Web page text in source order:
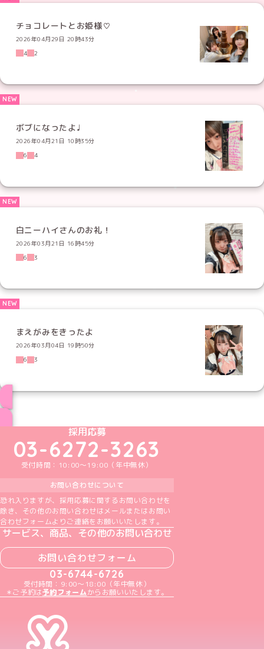
チョコレートとお姫様♡
2026年04月29日 20時43分
4
2
ボブになったよ♩
2026年04月21日 10時35分
6
4
白ニーハイさんのお礼！
2026年03月21日 16時45分
6
3
まえがみをきったよ
2026年03月04日 19時50分
6
3
めいどりーみんTikTok公式アカウント
めいどりーみんX公式アカウント
めいどりーみんInstagram公式アカウント
めいどりーみんFacebook公式アカウン
めいどりーみんYouTube公式アカ
採用応募
03-6272-3263
受付時間：10:00～19:00（年中無休）
お問い合わせについて
恐れ入りますが、採用応募に関するお問い合わせを
除き、その他のお問い合わせはメールまたはお問い
合わせフォームよりご連絡をお願いいたします。
サービス、商品、その他のお問い合わせ
お問い合わせフォーム
03-6744-6726
受付時間：9:00～18:00（年中無休）
＊ご予約は予約フォームからお願いいたします。